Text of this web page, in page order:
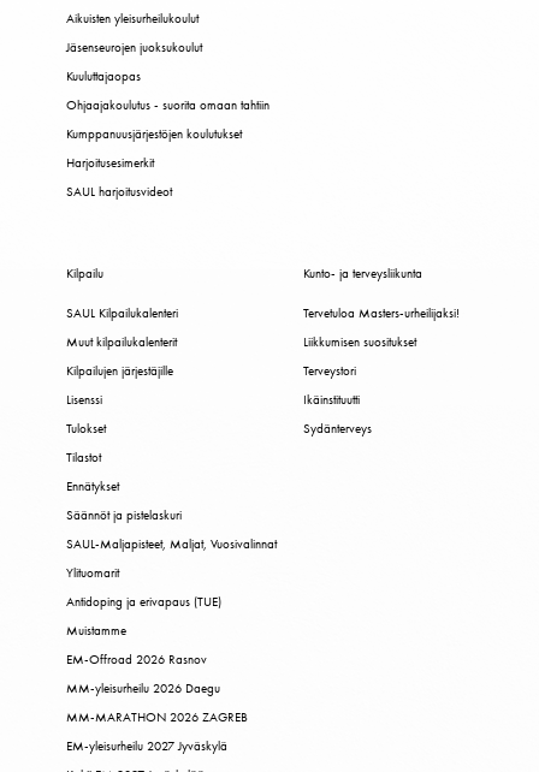
Aikuisten yleisurheilukoulut
Jäsenseurojen juoksukoulut
Kuuluttajaopas
Ohjaajakoulutus - suorita omaan tahtiin
Kumppanuusjärjestöjen koulutukset
Harjoitusesimerkit
SAUL harjoitusvideot
Kilpailu
SAUL Kilpailukalenteri
Muut kilpailukalenterit
Kilpailujen järjestäjille
Lisenssi
Tulokset
Tilastot
Ennätykset
Säännöt ja pistelaskuri
SAUL-Maljapisteet, Maljat, Vuosivalinnat
Ylituomarit
Antidoping ja erivapaus (TUE)
Muistamme
EM-Offroad 2026 Rasnov
MM-yleisurheilu 2026 Daegu
MM-MARATHON 2026 ZAGREB
EM-yleisurheilu 2027 Jyväskylä
Kunto- ja terveysliikunta
Tervetuloa Masters-urheilijaksi!
Liikkumisen suositukset
Terveystori
Ikäinstituutti
Sydänterveys